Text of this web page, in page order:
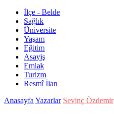
İlçe - Belde
Sağlık
Üniversite
Yaşam
Eğitim
Asayiş
Emlak
Turizm
Resmî İlan
Anasayfa Yazarlar Sevinç Özdemir